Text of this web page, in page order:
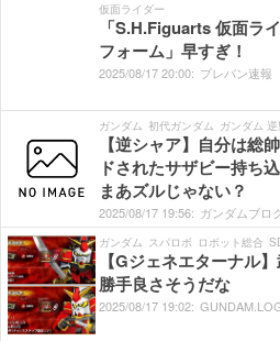
仮面ライダー
「S.H.Figuarts 仮面
フォーム」早すぎ！
2025/08/1720:00: プレバン速報
ガンダム 初代ガンダム ガンダム
【逆シャア】自分は総
ドされたサザビー持ち
まあズルじゃない？
2025/08/17 19:56: ガンダムブロ
ガンダム スパロボ ロボット総合
【Gジェネエターナル
勝手良さそうだな
2025/08/17 19:02: